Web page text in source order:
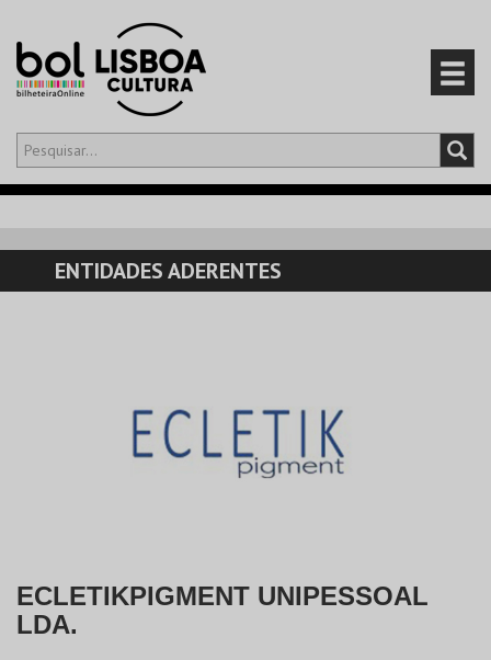
Olá,iniciar sessão
CARRINHO
EVENTOS
ENTIDADES ADERENTES
ECLETIKPIGMENT UNIPESSOAL
LDA.